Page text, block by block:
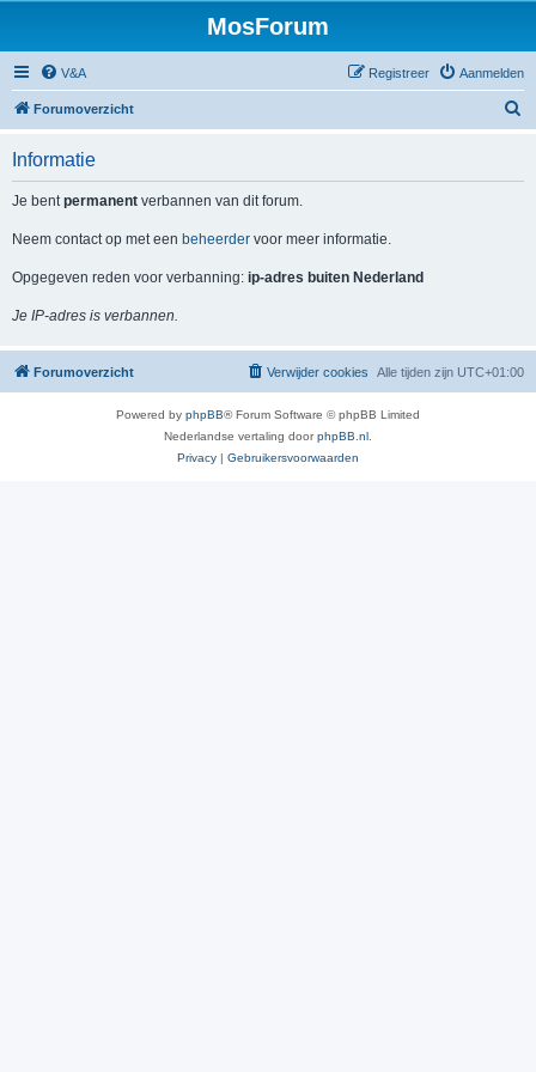
MosForum
V&A Aanmelden
Registreer
Forumoverzicht
Informatie
Je bentpermanent verbannen van dit forum.
Neem contact op met een beheerder voor meer informatie.
Opgegeven reden voor verbanning: ip-adres buiten Nederland
Je IP-adres is verbannen.
Forumoverzicht Alle tijden zijn UTC+01:00
Verwijder cookies
Powered by phpBB® Forum Software © phpBB Limited
Nederlandse vertaling doorphpBB.nl
Privacy | Gebruikersvoorwaarden